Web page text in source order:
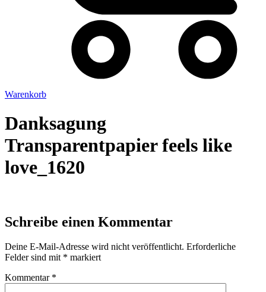
Warenkorb
Danksagung
Transparentpapier feels like
love_1620
Schreibe einen Kommentar
Deine E-Mail-Adresse wird nicht veröffentlicht. Erforderliche
Felder sind mit * markiert
Kommentar *